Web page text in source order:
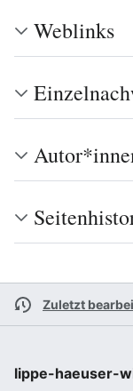
Weblinks
Zuletzt
lippe-haeuser-